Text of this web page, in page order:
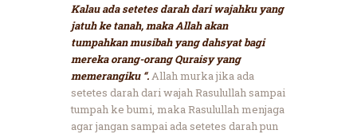
Kalau ada setetes darah dari wajahku yang
jatuh ke tanah, maka Allah akan
tumpahkan musibah yang dahsyat bagi
mereka orang-orang Quraisy yang
memerangiku “.Allah murka jika ada
setetes darah dari wajah Rasulullah sampai
tumpah ke bumi, maka Rasulullah menjaga
agar jangan sampai ada setetes darah pun